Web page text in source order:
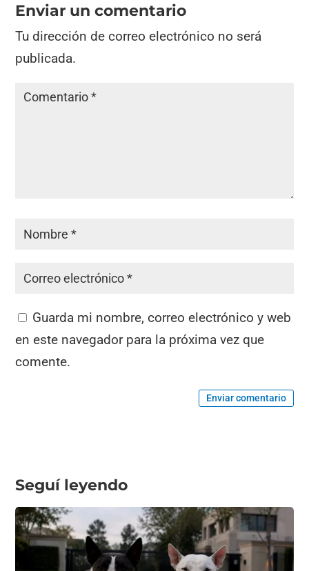
Enviar un comentario
Tu dirección de correo electrónico no será
publicada.
Guarda mi nombre, correo electrónico y web
en este navegador para la próxima vez que
comente.
Enviar comentario
Seguí leyendo